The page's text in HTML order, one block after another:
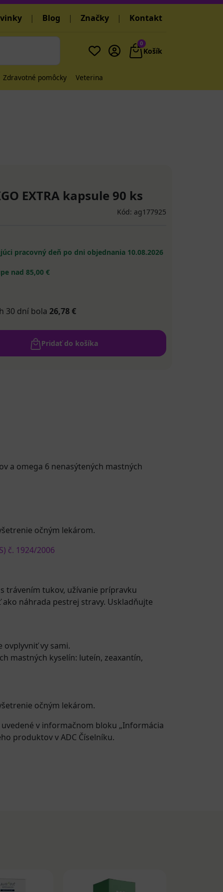
| Blog | Značky | Kontakt
0
Košík
Zdravotné pomôcky Veterina
EXTRA kapsule 90 ks
Kód: ag177925
pracovný deň po dni objednania 10.08.2026
nad 85,00 €
30 dní bola 26,78 €
Pridať do košíka
a omega 6 nenasýtených mastných
očným lekárom.
č. 1924/2006
trávením tukov, užívanie prípravku
náhrada pestrej stravy. Uskladňujte
ovplyvniť vy sami.
mastných kyselín: luteín, zeaxantín,
očným lekárom.
v informačnom bloku „Informácia
produktov v ADC Číselníku.